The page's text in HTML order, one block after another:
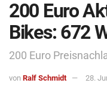
200 Euro
Bikes: 672
200 Euro
von Ralf Schmidt 28.